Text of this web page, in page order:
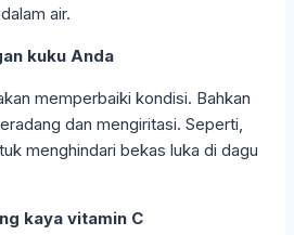
air.
kuku Anda
memperbaiki kondisi. Bahkan
dan mengiritasi. Seperti,
menghindari bekas luka di dagu
kaya vitamin C